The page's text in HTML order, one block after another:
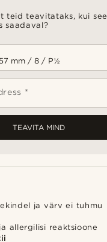
teid teavitataks, kui see
saadaval?
*
TEAVITA MIND
ja värv ei tuhmu
allergilisi reaktsioone